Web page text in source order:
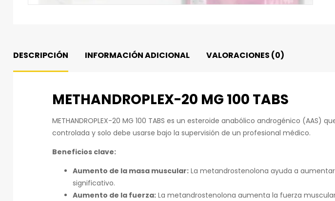
DESCRIPCIÓN INFORMACIÓN ADICIONAL VALORACIONES (0)
METHANDROPLEX-20 MG 100 TABS
METHANDROPLEX-20 MG 100 TABS es un esteroide anabólico androgénico
controlada y solo debe usarse bajo la supervisión de un profesional médico.
Beneficios clave:
Aumento de la masa muscular: La metandrostenolona ayuda a
significativo.
Aumento de la fuerza: La metandrostenolona aumenta la fuerza